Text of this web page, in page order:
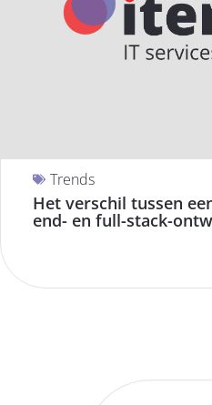
Trends
Het verschil tussen
end- en full-stack-